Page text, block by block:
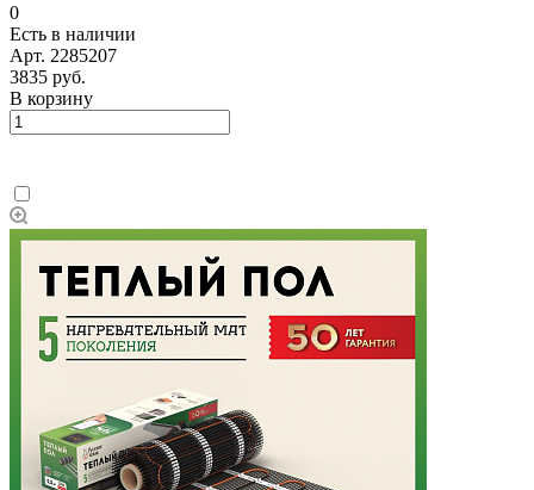
0
Есть в наличии
Арт. 2285207
3835 руб.
В корзину